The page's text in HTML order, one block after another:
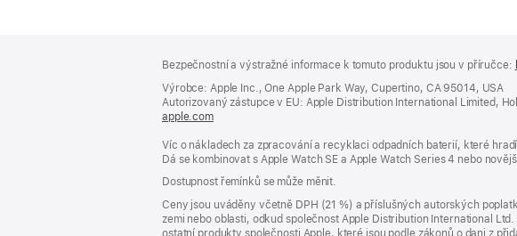
Bezpečnostní a výstražné informace k tomuto produktu jsou v příručce:
Výrobce: Apple Inc., One Apple Park Way, Cupertino, CA 95014, USA
Autorizovaný zástupce v EU: Apple Distribution International Limited,
apple.com(otevře
v novém
okně)
Víc o nákladech za zpracování a recyklaci odpadních baterií, které
Dá se kombinovat s Apple Watch SE a Apple Watch Series 4 nebo
Dostupnost řemínků se může měnit.
Ceny jsou uváděny včetně DPH (21 %) a příslušných autorských
zemi nebo oblasti, odkud společnost Apple Distribution International
ostatní produkty společnosti Apple, které jsou podle zákonů o dani z